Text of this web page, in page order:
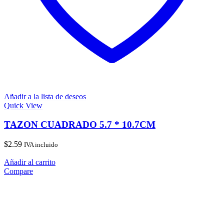
Añadir a la lista de deseos
Quick View
TAZON CUADRADO 5.7 * 10.7CM
$2.59 IVA incluido
Añadir al carrito
Compare